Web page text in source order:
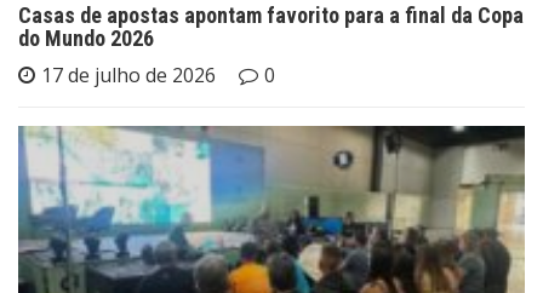
Casas de apostas apontam favorito para a final da Copa
do Mundo 2026
17 de julho de 2026 0